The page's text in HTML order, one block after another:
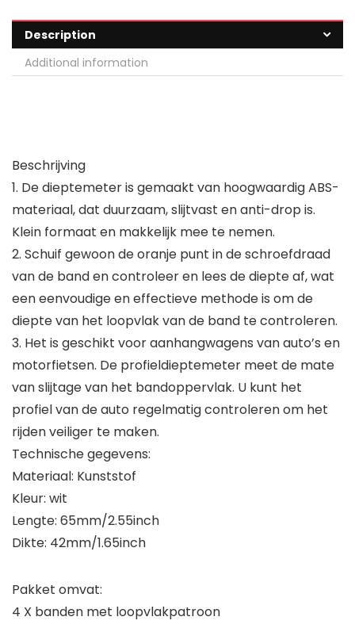
Description
Additional information
Beschrijving
1. De dieptemeter is gemaakt van hoogwaardig ABS-
materiaal, dat duurzaam, slijtvast en anti-drop is.
Klein formaat en makkelijk mee te nemen.
2. Schuif gewoon de oranje punt in de schroefdraad
van de band en controleer en lees de diepte af, wat
een eenvoudige en effectieve methode is om de
diepte van het loopvlak van de band te controleren.
3. Het is geschikt voor aanhangwagens van auto’s en
motorfietsen. De profieldieptemeter meet de mate
van slijtage van het bandoppervlak. U kunt het
profiel van de auto regelmatig controleren om het
rijden veiliger te maken.
Technische gegevens:
Materiaal: Kunststof
Kleur: wit
Lengte: 65mm/2.55inch
Dikte: 42mm/1.65inch
Pakket omvat:
4 X banden met loopvlakpatroon